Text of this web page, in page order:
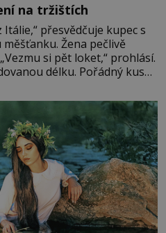
na tržištích
přesvědčuje kupec s
Žena pečlivě
si pět loket,“ prohlásí.
délku. Pořádný kus
zhodnotí švadlena
„Ošidili vás, podívejte.“